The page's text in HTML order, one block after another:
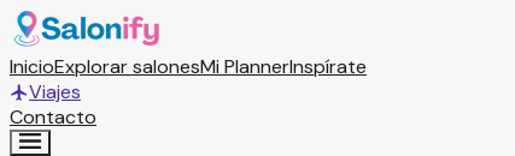
InicioExplorar salonesMi PlannerInspírate
Viajes
Contacto